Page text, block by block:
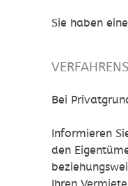
Sie haben
Bei
Informieren
den